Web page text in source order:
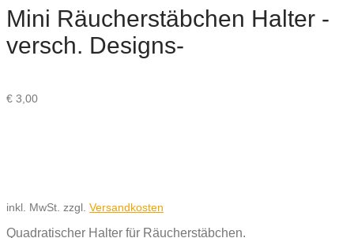
Mini Räucherstäbchen Halter -
versch. Designs-
€ 3,00
inkl. MwSt. zzgl. Versandkosten
Quadratischer Halter für Räucherstäbchen.